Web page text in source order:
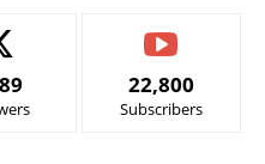
22,800
Subscribers